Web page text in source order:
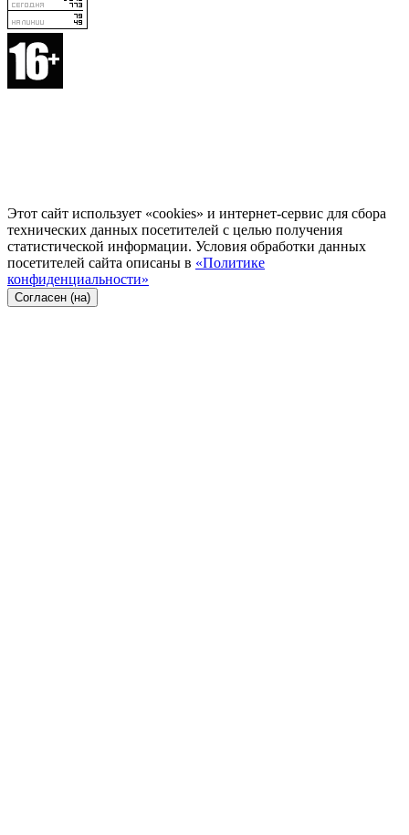
Этот сайт использует «cookies» и интернет-сервис для сбора
технических данных посетителей с целью получения
статистической информации. Условия обработки данных
посетителей сайта описаны в «Политике
конфиденциальности»
Согласен (на)